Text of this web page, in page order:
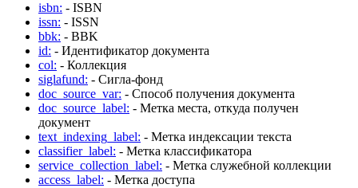
isbn: - ISBN
issn: - ISSN
bbk: - BBK
id: - Идентификатор документа
col: - Коллекция
siglafund: - Сигла-фонд
doc_source_var: - Способ получения документа
doc_source_label: - Метка места, откуда получен
документ
text_indexing_label: - Метка индексации текста
classifier_label: - Метка классификатора
service_collection_label: - Метка служебной коллекции
access_label: - Метка доступа